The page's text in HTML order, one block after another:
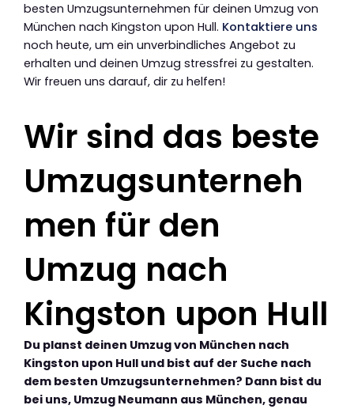
besten Umzugsunternehmen für deinen Umzug von
München nach Kingston upon Hull. Kontaktiere uns
noch heute, um ein unverbindliches Angebot zu
erhalten und deinen Umzug stressfrei zu gestalten.
Wir freuen uns darauf, dir zu helfen!
Wir sind das beste
Umzugsunterneh
men für den
Umzug nach
Kingston upon Hull
Du planst deinen Umzug von München nach
Kingston upon Hull und bist auf der Suche nach
dem besten Umzugsunternehmen? Dann bist du
bei uns, Umzug Neumann aus München, genau